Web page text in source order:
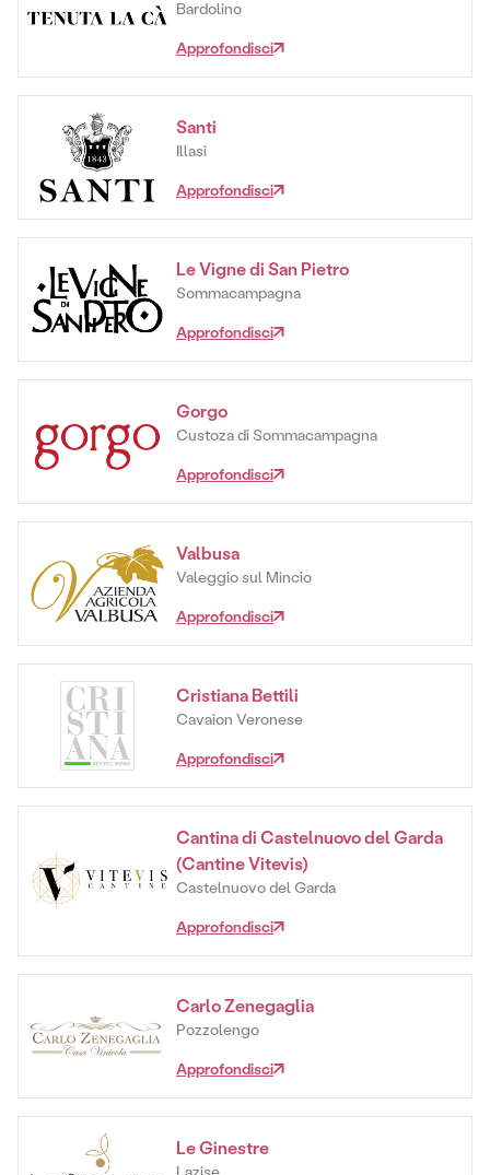
Bardolino
Approfondisci
Santi
Illasi
Approfondisci
Le Vigne di San Pietro
Sommacampagna
Approfondisci
Gorgo
Custoza di Sommacampagna
Approfondisci
Valbusa
Valeggio sul Mincio
Approfondisci
Cristiana Bettili
Cavaion Veronese
Approfondisci
Cantina di Castelnuovo del Garda
(Cantine Vitevis)
Castelnuovo del Garda
Approfondisci
Carlo Zenegaglia
Pozzolengo
Approfondisci
Le Ginestre